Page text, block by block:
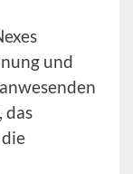
und
das